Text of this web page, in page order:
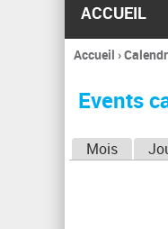
ACCUEIL
Vous
ici
Accueil ›
Events
Mois